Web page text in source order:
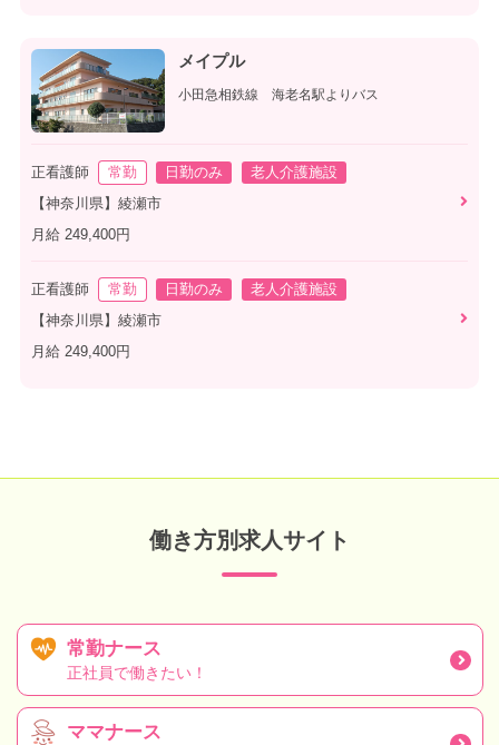
メイプル
小田急相鉄線 海老名駅よりバス
正看護師 常勤 日勤のみ
老人介護施設
【神奈川県】綾瀬市
月給 249,400円
正看護師 常勤 日勤のみ
老人介護施設
【神奈川県】綾瀬市
月給 249,400円
働き方別求人サイト
常勤ナース
正社員で働きたい！
ママナース